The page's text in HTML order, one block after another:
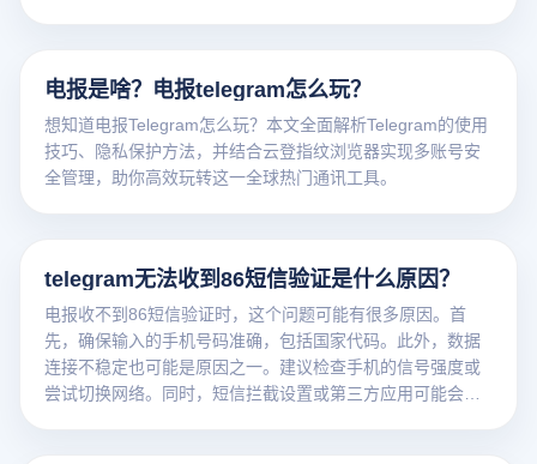
电报是啥？电报telegram怎么玩？
想知道电报Telegram怎么玩？本文全面解析Telegram的使用
技巧、隐私保护方法，并结合云登指纹浏览器实现多账号安
全管理，助你高效玩转这一全球热门通讯工具。
telegram无法收到86短信验证是什么原因？
电报收不到86短信验证时，这个问题可能有很多原因。首
先，确保输入的手机号码准确，包括国家代码。此外，数据
连接不稳定也可能是原因之一。建议检查手机的信号强度或
尝试切换网络。同时，短信拦截设置或第三方应用可能会阻